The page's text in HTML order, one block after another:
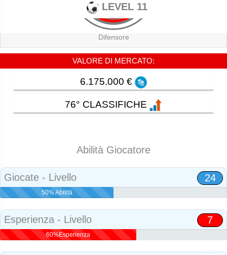
LEVEL 11
Difensore
VALORE DI MERCATO:
6.175.000 €
76° CLASSIFICHE
Abilità Giocatore
Giocate - Livello 24
50% Abilità
Esperienza - Livello 7
60%Esperienza